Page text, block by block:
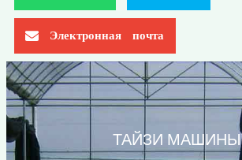
Электронная почта
ТАЙЗИ МАШИНЫ